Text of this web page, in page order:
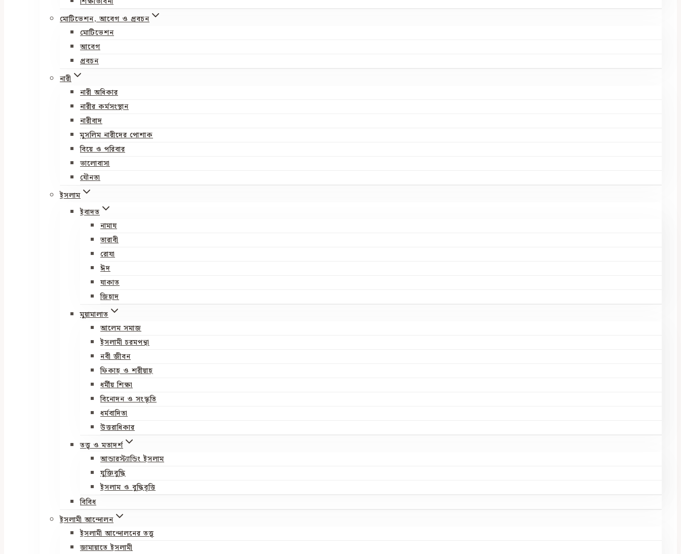
মোটিভেশন, আবেগ ও প্রবচন
মোটিভেশন
আবেগ
প্রবচন
নারী
নারী অধিকার
নারীর কর্মসংস্থান
নারীবাদ
মুসলিম নারীদের পোশাক
বিয়ে ও পরিবার
ভালোবাসা
যৌনতা
ইসলাম
ইবাদত
নামায
তারাবী
রোযা
ঈদ
যাকাত
জিহাদ
মুয়ামালাত
আলেম সমাজ
ইসলামী চরমপন্থা
নবী জীবন
ফিকাহ ও শরীয়াহ
ধর্মীয় শিক্ষা
বিনোদন ও সংস্কৃতি
ধর্মবাদিতা
উত্তরাধিকার
তত্ত্ব ও মতাদর্শ
আন্ডারস্ট্যান্ডিং ইসলাম
যুক্তিবুদ্ধি
ইসলাম ও বুদ্ধিবৃত্তি
বিবিধ
ইসলামী আন্দোলন
ইসলামী আন্দোলনের তত্ত্ব
জামায়াতে ইসলামী